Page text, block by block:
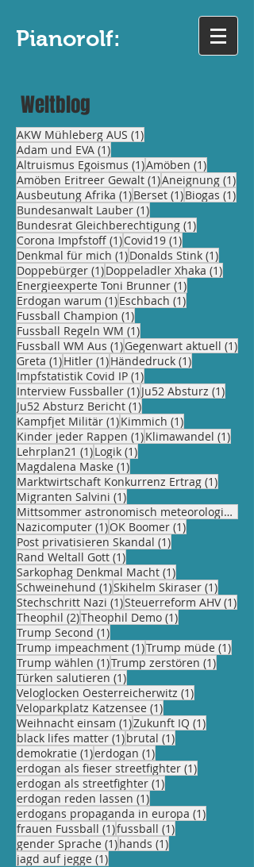
Pianorolf:
Weltblog
AKW Mühleberg AUS (1)1 Beitrag
Adam und EVA (1)1 Beitrag
Altruismus Egoismus (1)1 Beitrag
Amöben (1)1 Beitrag
Amöben Eritreer Gewalt (1)1 Beitrag
Aneignung (1)1
Ausbeutung Afrika (1)1 Beitrag
Berset (1)1 Beitrag
Biogas (1)1
Bundesanwalt Lauber (1)1 Beitrag
Bundesrat Gleichberechtigung (1)1 Beitrag
Corona Impfstoff (1)1 Beitrag
Covid19 (1)1 Beitrag
Denkmal für mich (1)1 Beitrag
Donalds Stink (1)1
Doppebürger (1)1 Beitrag
Doppeladler Xhaka (1)1
Energieexperte Toni Brunner (1)1 Beitrag
Erdogan warum (1)1 Beitrag
Eschbach (1)1 Beitrag
Fussball Champion (1)1 Beitrag
Fussball Regeln WM (1)1 Beitrag
Fussball WM Aus (1)1 Beitrag
Gegenwart aktuell (1)1
Greta (1)1 Beitrag
Hitler (1)1 Beitrag
Händedruck (1)1 Beitrag
Impfstatistik Covid IP (1)1 Beitrag
Interview Fussballer (1)1 Beitrag
Ju52 Absturz (1)1
Ju52 Absturz Bericht (1)1 Beitrag
Kampfjet Militär (1)1 Beitrag
Kimmich (1)1 Beitrag
Kinder jeder Rappen (1)1 Beitrag
Klimawandel (1)1
Lehrplan21 (1)1 Beitrag
Logik (1)1 Beitrag
Magdalena Maske (1)1 Beitrag
Marktwirtschaft Konkurrenz Ertrag (1)1
Migranten Salvini (1)1 Beitrag
Mittsommer astronomisch meteorologisch
Nazicomputer (1)1 Beitrag
OK Boomer (1)1 Beitrag
Post privatisieren Skandal (1)1 Beitrag
Rand Weltall Gott (1)1 Beitrag
Sarkophag Denkmal Macht (1)1 Beitrag
Schweinehund (1)1 Beitrag
Skihelm Skiraser (1)1
Stechschritt Nazi (1)1 Beitrag
Steuerreform AHV (1)1
Theophil (2)2 Beiträge
Theophil Demo (1)1 Beitrag
Trump Second (1)1 Beitrag
Trump impeachment (1)1 Beitrag
Trump müde (1)1
Trump wählen (1)1 Beitrag
Trump zerstören (1)1
Türken salutieren (1)1 Beitrag
Veloglocken Oesterreicherwitz (1)1 Beitrag
Veloparkplatz Katzensee (1)1 Beitrag
Weihnacht einsam (1)1 Beitrag
Zukunft IQ (1)1 Beitrag
black lifes matter (1)1 Beitrag
brutal (1)1 Beitrag
demokratie (1)1 Beitrag
erdogan (1)1 Beitrag
erdogan als fieser streetfighter (1)1 Beitrag
erdogan als streetfighter (1)1 Beitrag
erdogan reden lassen (1)1 Beitrag
erdogans propaganda in europa (1)1 Beitrag
frauen Fussball (1)1 Beitrag
fussball (1)1 Beitrag
gender Sprache (1)1 Beitrag
hands (1)1 Beitrag
jagd auf jegge (1)1 Beitrag